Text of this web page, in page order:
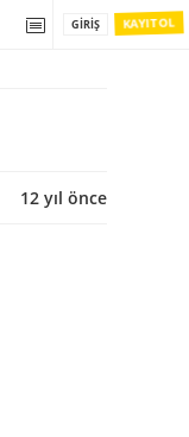
KAYIT OL
GIRIŞ
12 yıl önce